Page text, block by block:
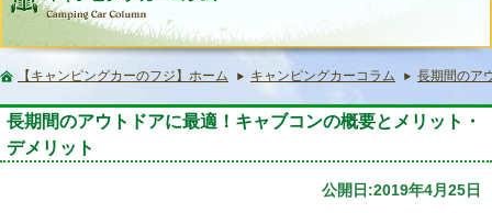
【キャンピングカーのフジ】ホーム キャンピングカーコラム 長期間のア
長期間のアウトドアに最適！キャブコンの概要とメリット・
デメリット
公開日:2019年4月25日